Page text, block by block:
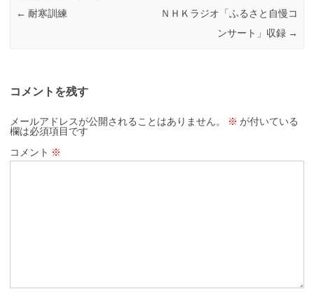
← 耐寒訓練
ＮＨＫラジオ「ふるさと自慢コ
ンサート」収録 →
コメントを残す
メールアドレスが公開されることはありません。 ※ が付いている
欄は必須項目です
コメント ※